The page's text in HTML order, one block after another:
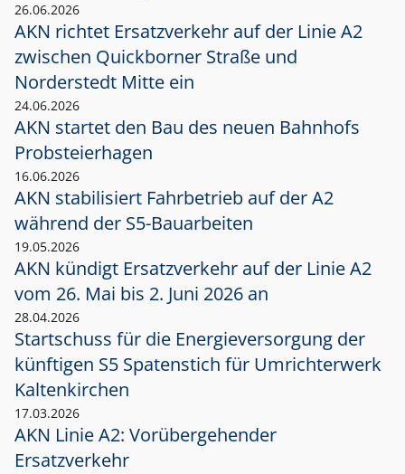
26.06.2026
AKN richtet Ersatzverkehr auf der Linie A2
zwischen Quickborner Straße und
Norderstedt Mitte ein
24.06.2026
AKN startet den Bau des neuen Bahnhofs
Probsteierhagen
16.06.2026
AKN stabilisiert Fahrbetrieb auf der A2
während der S5-Bauarbeiten
19.05.2026
AKN kündigt Ersatzverkehr auf der Linie A2
vom 26. Mai bis 2. Juni 2026 an
28.04.2026
Startschuss für die Energieversorgung der
künftigen S5 Spatenstich für Umrichterwerk
Kaltenkirchen
17.03.2026
AKN Linie A2: Vorübergehender
Ersatzverkehr